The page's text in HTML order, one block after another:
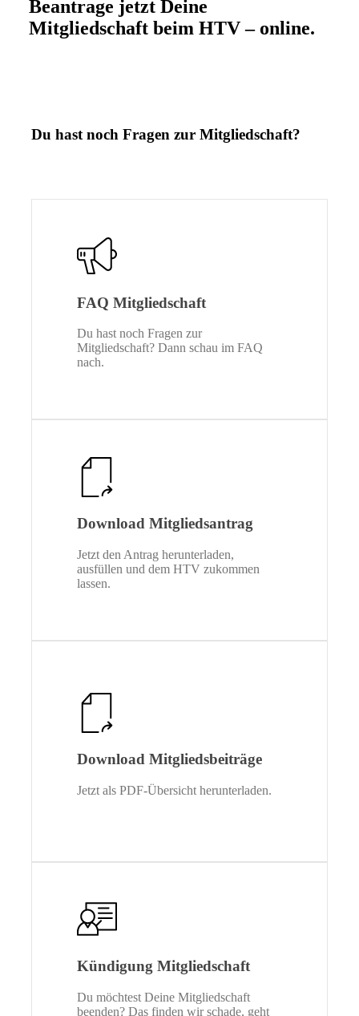
Beantrage jetzt Deine
Mitgliedschaft beim HTV – online.
Du hast noch Fragen zur Mitgliedschaft?
FAQ Mitgliedschaft
Du hast noch Fragen zur
Mitgliedschaft? Dann schau im FAQ
nach.
Download Mitgliedsantrag
Jetzt den Antrag herunterladen,
ausfüllen und dem HTV zukommen
lassen.
Download Mitgliedsbeiträge
Jetzt als PDF-Übersicht herunterladen.
Kündigung Mitgliedschaft
Du möchtest Deine Mitgliedschaft
beenden? Das finden wir schade, geht